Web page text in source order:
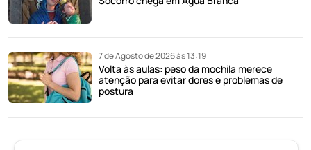
7 de Agosto de 2026 às 13:19
Volta às aulas: peso da mochila merece
atenção para evitar dores e problemas de
postura